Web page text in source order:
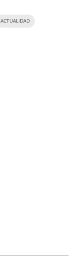
ACTUALIDAD